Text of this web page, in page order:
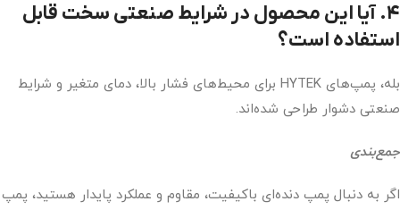
۴. آیا این محصول در شرایط صنعتی سخت قابل
استفاده است؟
بله، پمپ‌های HYTEK برای محیط‌های فشار بالا، دمای متغیر و شرایط
صنعتی دشوار طراحی شده‌اند.
جمع‌بندی
اگر به دنبال پمپ دنده‌ای باکیفیت، مقاوم و عملکرد پایدار هستید، پمپ